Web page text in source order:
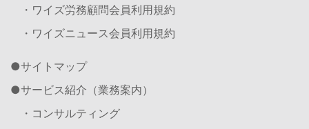
・ワイズ労務顧問会員利用規約
・ワイズニュース会員利用規約
サイトマップ
サービス紹介（業務案内）
・コンサルティング